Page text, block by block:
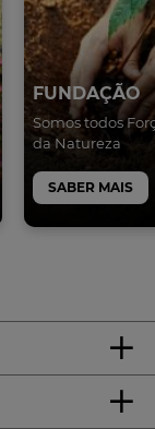
FUNDAÇÃO
Somos todos
da Natureza
SABER MAIS